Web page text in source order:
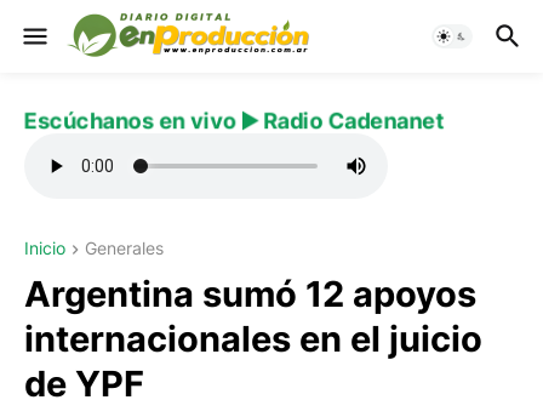
Escúchanos en vivo ▶️ Radio Cadenanet
Inicio Generales
Argentina sumó 12 apoyos
internacionales en el juicio
de YPF